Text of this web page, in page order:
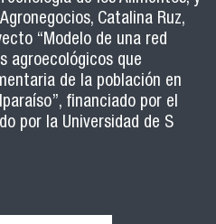
Catalina Ruz,
“Modelo de una red
agroecológicos que
de la población en
financiado por el
por la Universidad de S